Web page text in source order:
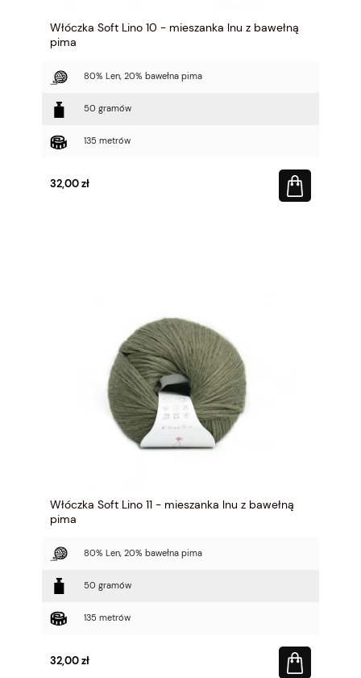
Włóczka Soft Lino 10 - mieszanka lnu z bawełną
pima
80% Len, 20% bawełna pima
50 gramów
135 metrów
32,00 zł
Włóczka Soft Lino 11 - mieszanka lnu z bawełną
pima
80% Len, 20% bawełna pima
50 gramów
135 metrów
32,00 zł